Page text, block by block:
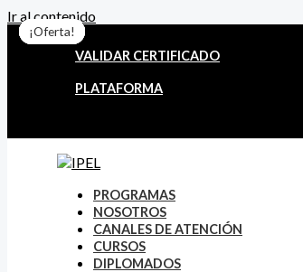
Ir al contenido
VALIDAR CERTIFICADO
PLATAFORMA
PROGRAMAS
NOSOTROS
CANALES DE ATENCIÓN
CURSOS
DIPLOMADOS
¡Oferta!
¡Oferta!
¡Oferta!
¡Oferta!
¡Oferta!
¡Oferta!
¡Oferta!